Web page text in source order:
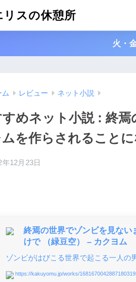
リスの休憩所
火・
ム レビュー ネット小説
すめネット小説 : 終
ムを作らされること
年12月23日
終焉の世界でゾンビを見な
けで （緑豆空） – カクヨム
ゾンビがはびこる世界で起こる一人の
https://kakuyomu.jp/works/